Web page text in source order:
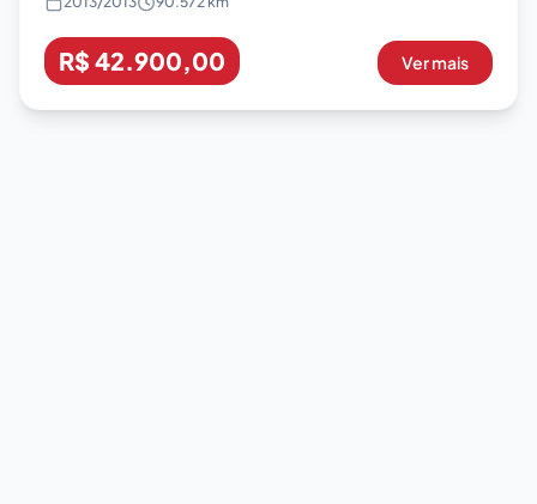
R$ 42.900,00 Ver mais